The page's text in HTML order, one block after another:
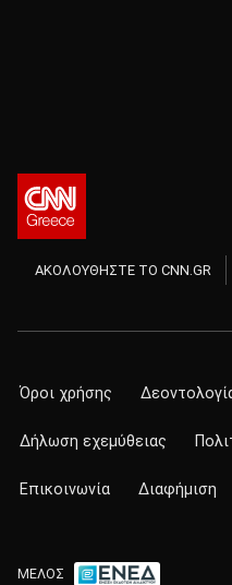
ΑΚΟΛΟΥΘΗΣΤΕ ΤΟ CNN.GR
Όροι χρήσης
Δήλωση εχεμύθειας
Επικοινωνία Διαφήμιση
ΜΕΛΟΣ